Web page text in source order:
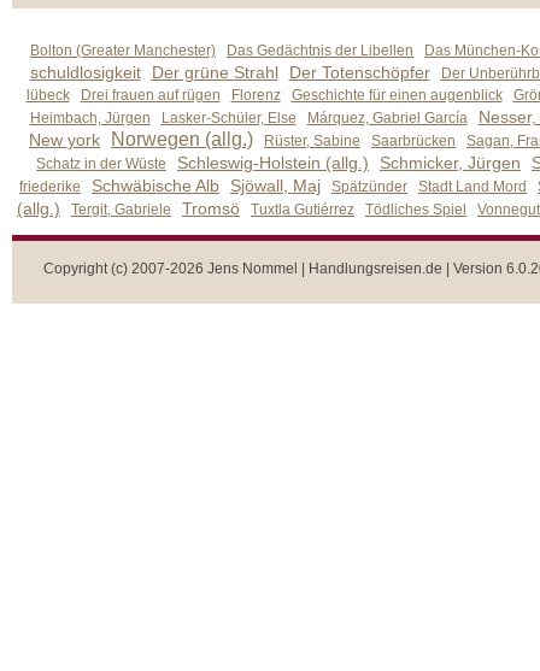
Bolton (Greater Manchester) Das Gedächtnis der Libellen Das München-
schuldlosigkeit Der grüne Strahl Der Totenschöpfer
Der
lübeck
Drei frauen auf rügen Florenz Geschichte für einen augenblick
Heimbach, Jürgen
Lasker-Schüler, Else Márquez, Gabriel García
New york
Norwegen (allg.) Rüster, Sabine Saarbrücken
Sagan,
Schatz in der Wüste
Schleswig-Holstein (allg.) Schmicker, Jürgen
friederike Schwäbische Alb Sjöwall, Maj Spätzünder Stadt Land Mord
(allg.) Tergit, Gabriele Tromsö Tuxtla Gutiérrez Tödliches Spiel
Copyright (c) 2007-2026 Jens Nommel | Handlungsreisen.de | Version